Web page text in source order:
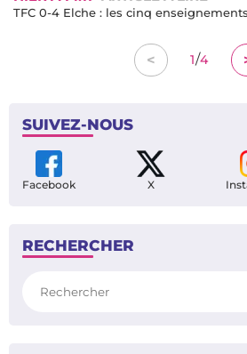
TFC 0-4 Elche : les cinq
< 1/4
SUIVEZ-NOUS
Facebook X
RECHERCHER